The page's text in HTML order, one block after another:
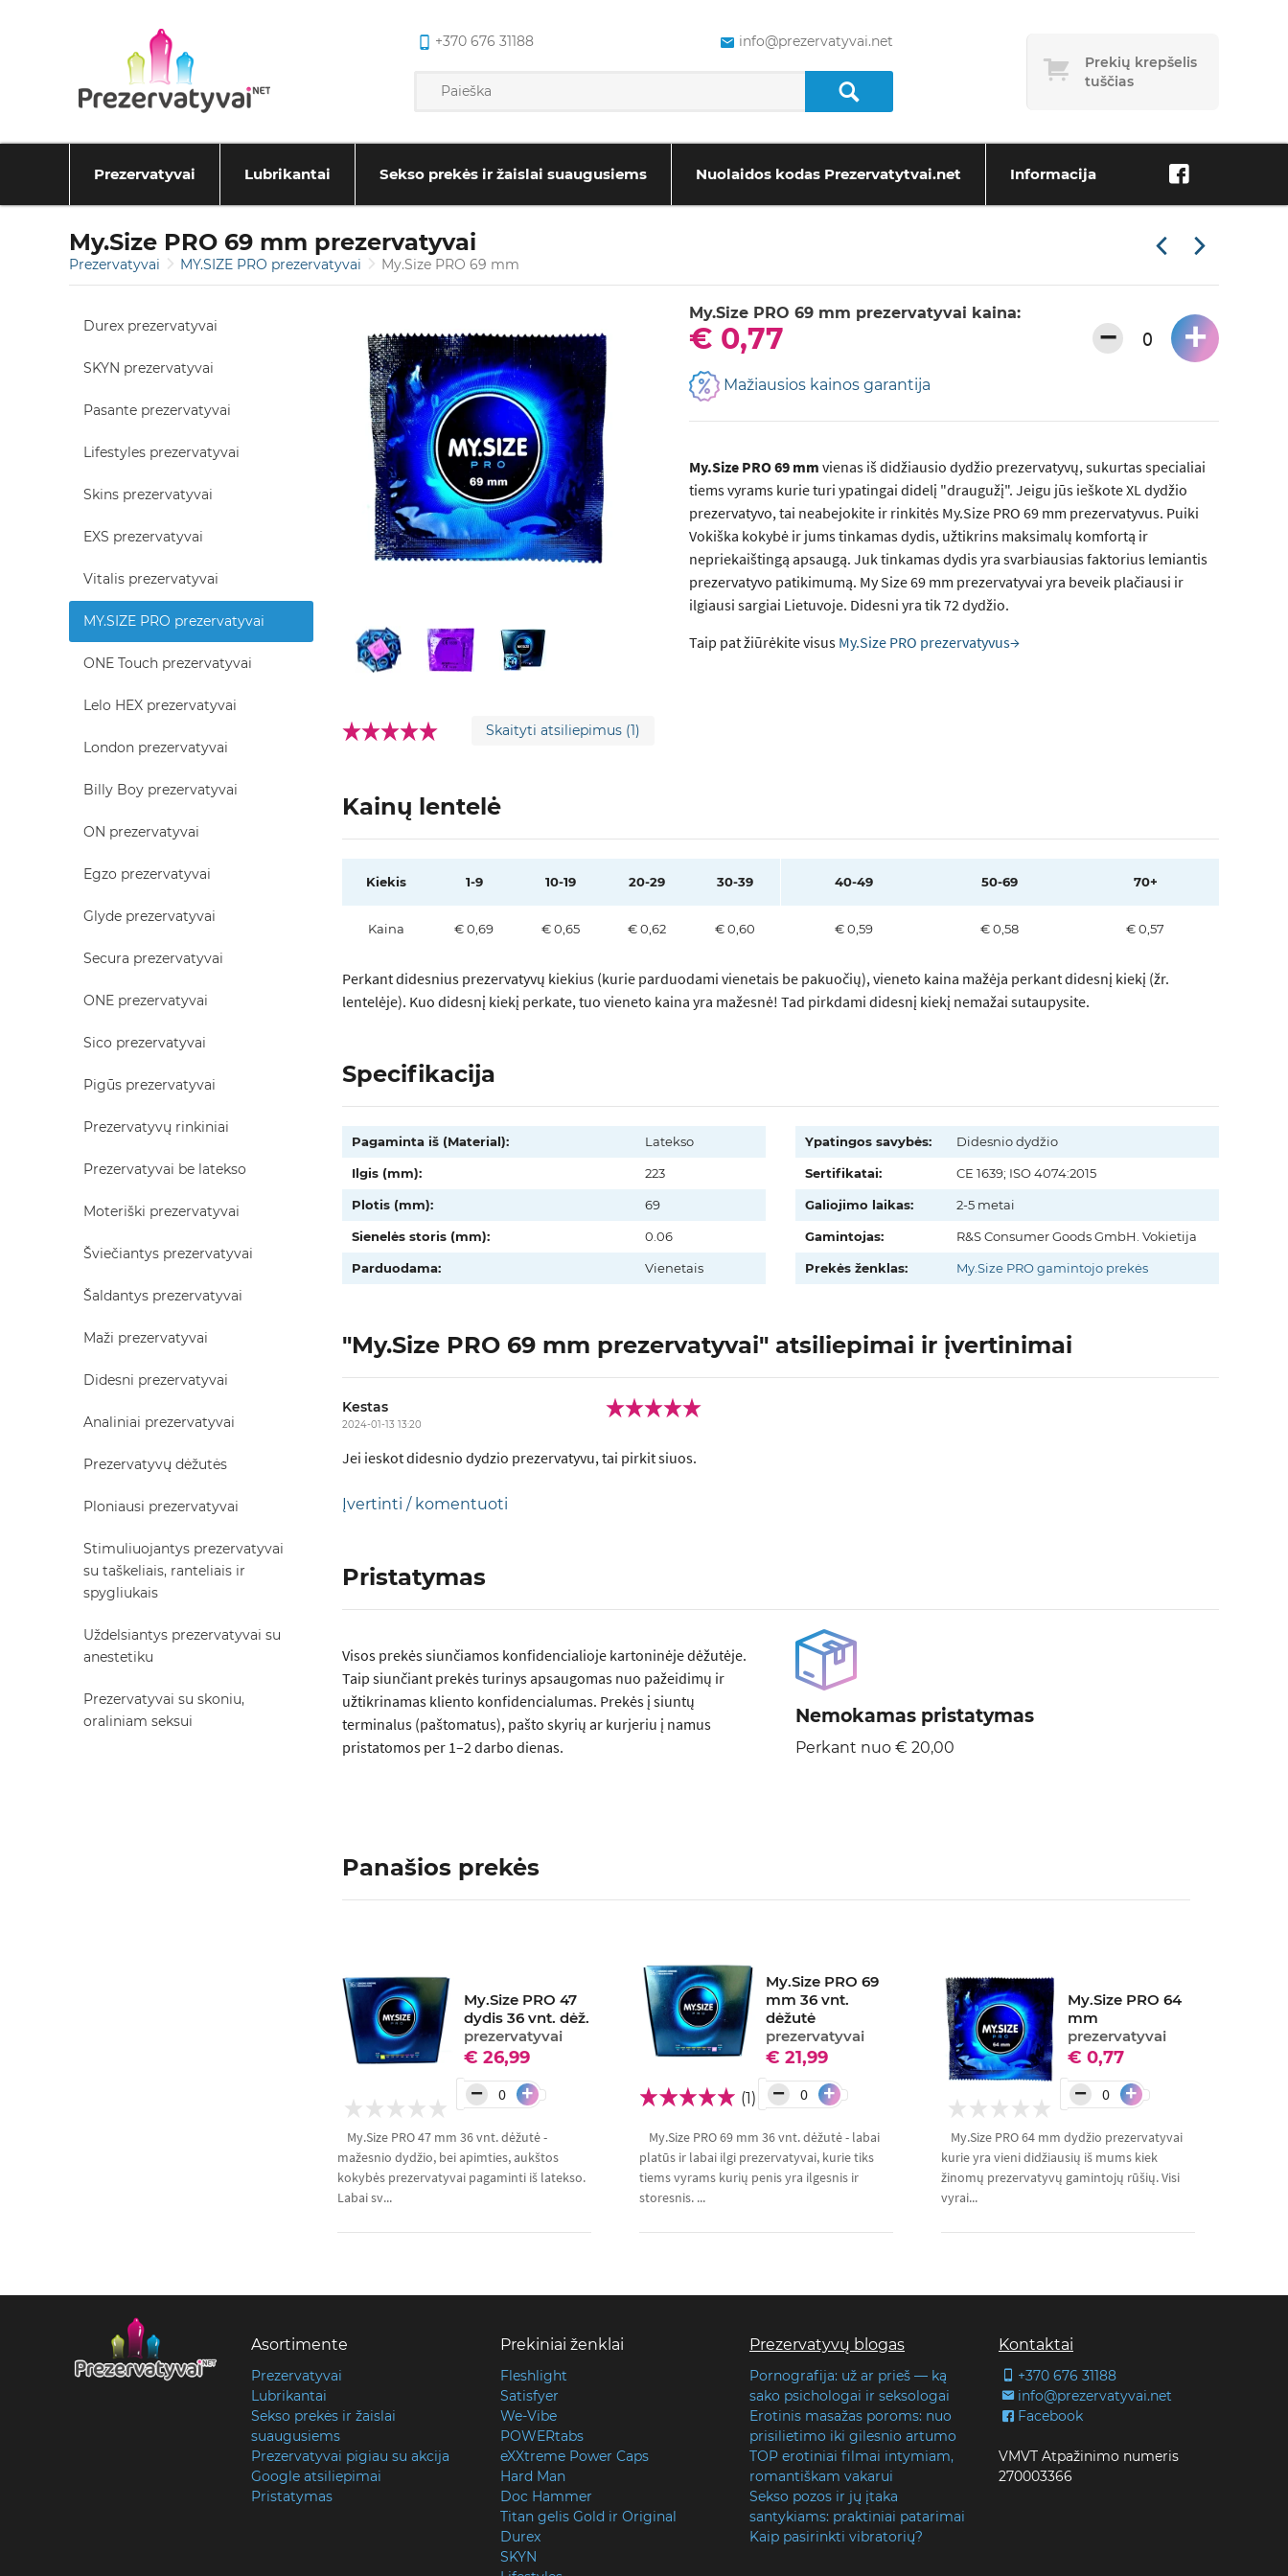
+370 676 31188
info@prezervatyvai.net
Prekių krepšelis
tuščias
Prezervatyvai Lubrikantai Sekso prekės ir žaislai suaugusiems Nuolaidos kodas Prezervatytvai.net Informacija
My.Size PRO 69 mm prezervatyvai
Prezervatyvai MY.SIZE PRO prezervatyvai My.Size PRO 69 mm
Durex prezervatyvai
SKYN prezervatyvai
Pasante prezervatyvai
Lifestyles prezervatyvai
Skins prezervatyvai
EXS prezervatyvai
Vitalis prezervatyvai
MY.SIZE PRO prezervatyvai
ONE Touch prezervatyvai
Lelo HEX prezervatyvai
London prezervatyvai
Billy Boy prezervatyvai
ON prezervatyvai
Egzo prezervatyvai
Glyde prezervatyvai
Secura prezervatyvai
ONE prezervatyvai
Sico prezervatyvai
Pigūs prezervatyvai
Prezervatyvų rinkiniai
Prezervatyvai be latekso
Moteriški prezervatyvai
Šviečiantys prezervatyvai
Šaldantys prezervatyvai
Maži prezervatyvai
Didesni prezervatyvai
Analiniai prezervatyvai
Prezervatyvų dėžutės
Ploniausi prezervatyvai
Stimuliuojantys prezervatyvai
su taškeliais, ranteliais ir
spygliukais
Uždelsiantys prezervatyvai su
anestetiku
Prezervatyvai su skoniu,
oraliniam seksui
Skaityti atsiliepimus (1)
My.Size PRO 69 mm prezervatyvai kaina:
€ 0,77 − +
Mažiausios kainos garantija
My.Size PRO 69 mm vienas iš didžiausio dydžio prezervatyvų, sukurtas specialiai
tiems vyrams kurie turi ypatingai didelį "draugužį". Jeigu jūs ieškote XL dydžio
prezervatyvo, tai neabejokite ir rinkitės My.Size PRO 69 mm prezervatyvus. Puiki
Vokiška kokybė ir jums tinkamas dydis, užtikrins maksimalų komfortą ir
nepriekaištingą apsaugą. Juk tinkamas dydis yra svarbiausias faktorius lemiantis
prezervatyvo patikimumą. My Size 69 mm prezervatyvai yra beveik plačiausi ir
ilgiausi sargiai Lietuvoje. Didesni yra tik 72 dydžio.
Taip pat žiūrėkite visus My.Size PRO prezervatyvus→
Kainų lentelė
Kiekis 1-9 10-19 20-29 30-39
Kaina € 0,69 € 0,65 € 0,62 € 0,60
40-49 50-69 70+
€ 0,59 € 0,58 € 0,57
Perkant didesnius prezervatyvų kiekius (kurie parduodami vienetais be pakuočių), vieneto kaina mažėja perkant didesnį kiekį (žr.
lentelėje). Kuo didesnį kiekį perkate, tuo vieneto kaina yra mažesnė! Tad pirkdami didesnį kiekį nemažai sutaupysite.
Specifikacija
Pagaminta iš (Material): Latekso
Ilgis (mm): 223
Plotis (mm): 69
Sienelės storis (mm): 0.06
Parduodama: Vienetais
Ypatingos savybės: Didesnio dydžio
Sertifikatai: CE 1639; ISO 4074:2015
Galiojimo laikas: 2-5 metai
Gamintojas: R&S Consumer Goods GmbH. Vokietija
Prekės ženklas: My.Size PRO gamintojo prekės
"My.Size PRO 69 mm prezervatyvai" atsiliepimai ir įvertinimai
Kestas
2024-01-13 13:20
Jei ieskot didesnio dydzio prezervatyvu, tai pirkit siuos.
Įvertinti / komentuoti
Pristatymas
Visos prеkės siunčiamos konfidencialioje kartoninėje dėžutėje.
Taip siunčiant prekės turinys apsaugomas nuo pažeidimų ir
užtikrinamas kliento konfidencialumas. Prekės į siuntų
terminalus (paštomatus), pašto skyrių ar kurjeriu į namus
pristatomos per 1–2 darbo dienas.
Nemokamas pristatymas
Perkant nuo € 20,00
Panašios prekės
My.Size PRO 47
dydis 36 vnt. dėž.
prezervatyvai
€ 26,99
− +
My.Size PRO 47 mm 36 vnt. dėžutė -
mažesnio dydžio, bei apimties, aukštos
kokybės prezervatyvai pagaminti iš latekso.
Labai sv...
(1)
My.Size PRO 69
mm 36 vnt.
dėžutė
prezervatyvai
€ 21,99
− +
My.Size PRO 69 mm 36 vnt. dėžutė - labai
platūs ir labai ilgi prezervatyvai, kurie tiks
tiems vyrams kurių penis yra ilgesnis ir
storesnis. ...
My.Size PRO 64
mm
prezervatyvai
€ 0,77
− +
My.Size PRO 64 mm dydžio prezervatyvai
kurie yra vieni didžiausių iš mums kiek
žinomų prezervatyvų gamintojų rūšių. Visi
vyrai...
Asortimente
Prezervatyvai
Lubrikantai
Sekso prekės ir žaislai
suaugusiems
Prezervatyvai pigiau su akcija
Google atsiliepimai
Pristatymas
Prekiniai ženklai
Fleshlight
Satisfyer
We-Vibe
POWERtabs
eXXtreme Power Caps
Hard Man
Doc Hammer
Titan gelis Gold ir Original
Durex
SKYN
Prezervatyvų blogas
Pornografija: už ar prieš — ką
sako psichologai ir seksologai
Erotinis masažas poroms: nuo
prisilietimo iki gilesnio artumo
TOP erotiniai filmai intymiam,
romantiškam vakarui
Sekso pozos ir jų įtaka
santykiams: praktiniai patarimai
Kaip pasirinkti vibratorių?
Kontaktai
+370 676 31188
info@prezervatyvai.net
Facebook
VMVT Atpažinimo numeris
270003366